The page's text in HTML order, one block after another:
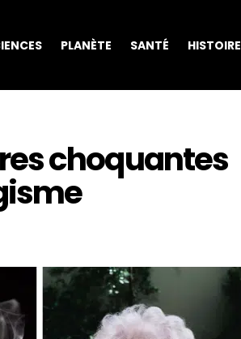
PLANÈTE SANTÉ HISTOIRE
choquantes